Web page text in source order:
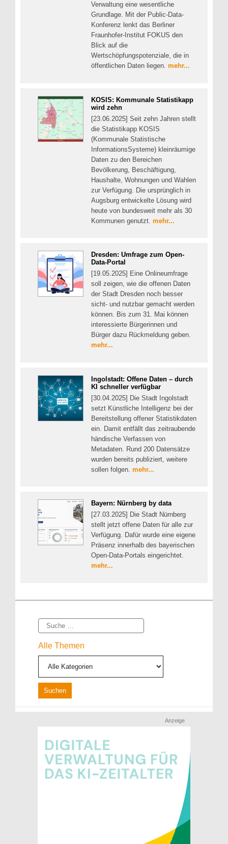
Verwaltung eine wesentliche
Grundlage. Mit der Public-Data-
Konferenz lenkt das Berliner
Fraunhofer-Institut FOKUS den
Blick auf die
Wertschöpfungspotenziale, die in
öffentlichen Daten liegen. mehr...
KOSIS: Kommunale Statistikapp
wird zehn
[23.06.2025] Seit zehn Jahren stellt
die Statistikapp KOSIS
(Kommunale Statistische
InformationsSysteme) kleinräumige
Daten zu den Bereichen
Bevölkerung, Beschäftigung,
Haushalte, Wohnungen und Wahlen
zur Verfügung. Die ursprünglich in
Augsburg entwickelte Lösung wird
heute von bundesweit mehr als 30
Kommunen genutzt. mehr...
Dresden: Umfrage zum Open-
Data-Portal
[19.05.2025] Eine Onlineumfrage
soll zeigen, wie die offenen Daten
der Stadt Dresden noch besser
sicht- und nutzbar gemacht werden
können. Bis zum 31. Mai können
interessierte Bürgerinnen und
Bürger dazu Rückmeldung geben.
mehr...
Ingolstadt: Offene Daten – durch
KI schneller verfügbar
[30.04.2025] Die Stadt Ingolstadt
setzt Künstliche Intelligenz bei der
Bereitstellung offener Statistikdaten
ein. Damit entfällt das zeitraubende
händische Verfassen von
Metadaten. Rund 200 Datensätze
wurden bereits publiziert, weitere
sollen folgen. mehr...
Bayern: Nürnberg by data
[27.03.2025] Die Stadt Nürnberg
stellt jetzt offene Daten für alle zur
Verfügung. Dafür wurde eine eigene
Präsenz innerhalb des bayerischen
Open-Data-Portals eingerichtet.
mehr...
Suche
Alle Themen
Anzeige